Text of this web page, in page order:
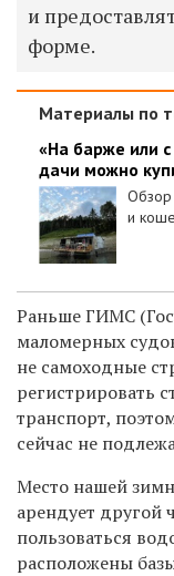
и
форме.
Материалы по
«На барже или
дачи можно
Обзор
и
Раньше ГИМС
маломерных
не самоходные
регистрировать
транспорт,
сейчас не
Место нашей
арендует другой
пользоваться
расположены